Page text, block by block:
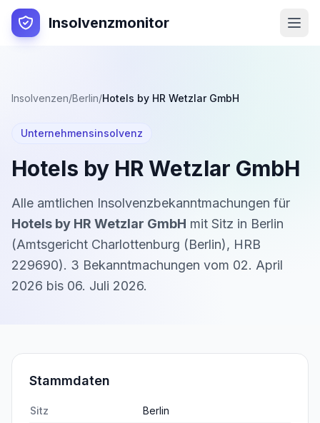
Insolvenzmonitor
Insolvenzen/Berlin/Hotels by HR Wetzlar GmbH
Unternehmensinsolvenz
Hotels by HR Wetzlar GmbH
Alle amtlichen Insolvenzbekanntmachungen für
Hotels by HR Wetzlar GmbH mit Sitz in Berlin
(Amtsgericht Charlottenburg (Berlin), HRB
229690). 3 Bekanntmachungen vom 02. April
2026 bis 06. Juli 2026.
Stammdaten
Sitz
Berlin